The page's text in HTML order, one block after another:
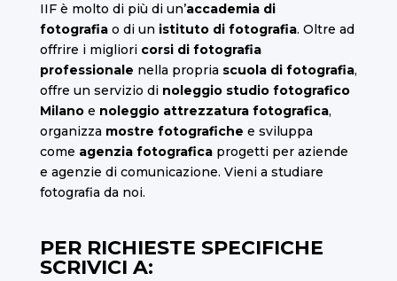
IIF è molto di più di un’accademia di
fotografiao di un istituto di fotografia. Oltre ad
offrire i migliori corsi di fotografia
professionale nella propria scuola di fotografia,
offre un servizio di noleggio studio fotografico
Milano e noleggio attrezzatura fotografica,
organizza mostre fotografiche e sviluppa
come agenzia fotograficaprogetti per aziende
e agenzie di comunicazione. Vieni a studiare
fotografia da noi.
PER RICHIESTE SPECIFICHE
SCRIVICI A: